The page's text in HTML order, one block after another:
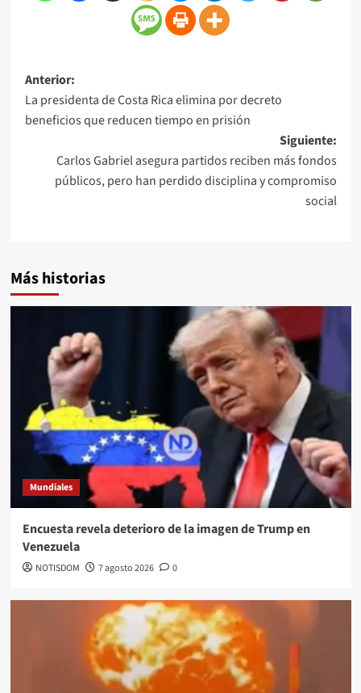
Anterior:
La presidenta de Costa Rica elimina por decreto
beneficios que reducen tiempo en prisión
Siguiente:
Carlos Gabriel asegura partidos reciben más fondos
públicos, pero han perdido disciplina y compromiso
social
Más historias
Mundiales
Encuesta revela deterioro de la imagen de Trump en
Venezuela
NOTISDOM 7 agosto 2026 0